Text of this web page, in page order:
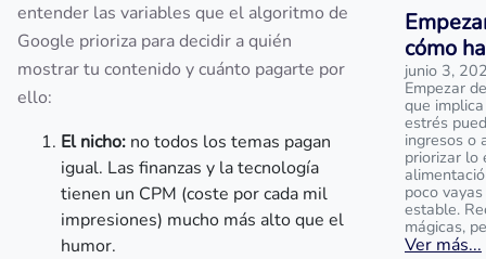
entender las variables que el algoritmo de
Google prioriza para decidir a quién
mostrar tu contenido y cuánto pagarte por
ello:
El nicho: no todos los temas pagan
igual. Las finanzas y la tecnología
tienen un CPM (coste por cada mil
impresiones) mucho más alto que el
humor.
cómo
junio 3,
Empezar
que
estrés
ingresos o
priorizar lo
poco
estable.
mágicas,
Ver más...